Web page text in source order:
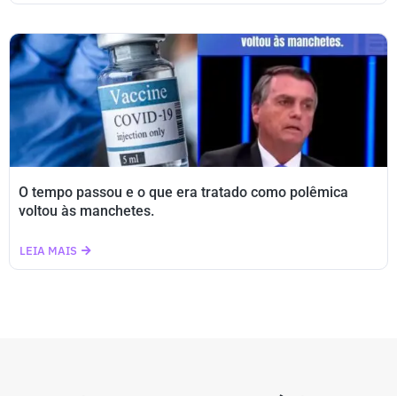
O tempo passou e o que era tratado como polêmica
voltou às manchetes.
LEIA MAIS